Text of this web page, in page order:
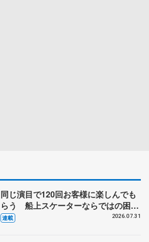
同じ演目で120回お客様に楽しんでも
らう 船上スケーターならではの困難
とは 影響あったPIW前キャプテン松
連載 2026.07.31